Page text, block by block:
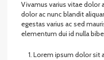
Vivamus varius vitae dolor
dolor ac nunc blandit
egestas varius ac sed
elementum dui id nulla
Lorem ipsum dolor sit